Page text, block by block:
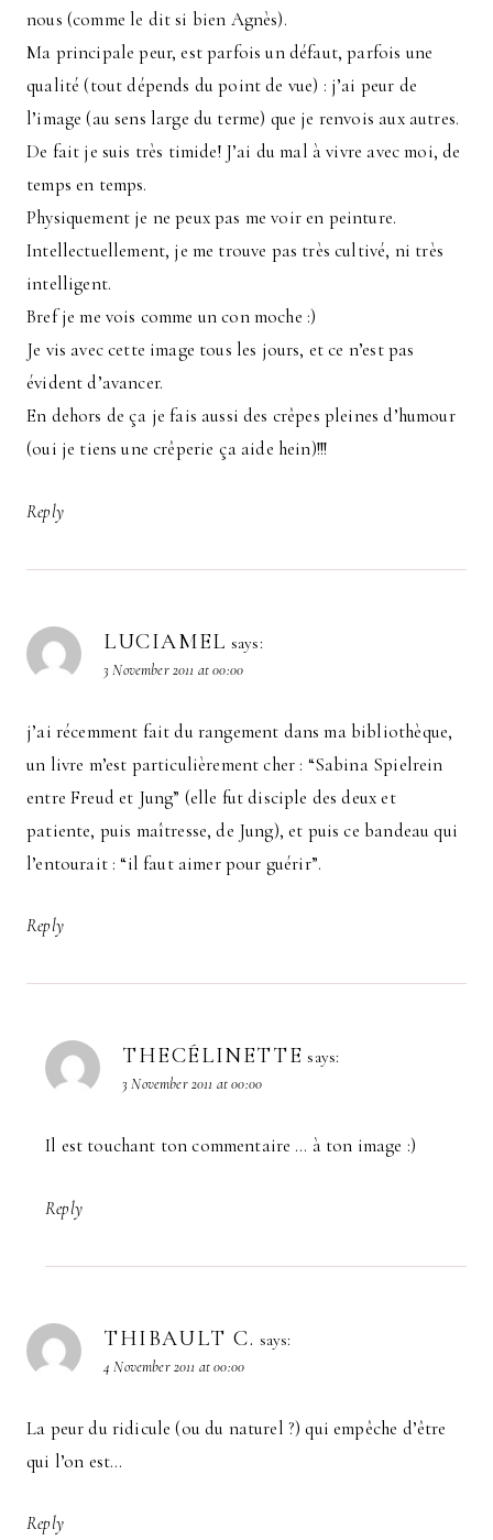
nous (comme le dit si bien Agnès).
Ma principale peur, est parfois un défaut, parfois une
qualité (tout dépends du point de vue) : j’ai peur de
l’image (au sens large du terme) que je renvois aux autres.
De fait je suis très timide! J’ai du mal à vivre avec moi, de
temps en temps.
Physiquement je ne peux pas me voir en peinture.
Intellectuellement, je me trouve pas très cultivé, ni très
intelligent.
Bref je me vois comme un con moche :)
Je vis avec cette image tous les jours, et ce n’est pas
évident d’avancer.
En dehors de ça je fais aussi des crêpes pleines d’humour
(oui je tiens une crêperie ça aide hein)!!!
Reply
LUCIAMEL says:
3 November 2011 at 00:00
j’ai récemment fait du rangement dans ma bibliothèque,
un livre m’est particulièrement cher : “Sabina Spielrein
entre Freud et Jung” (elle fut disciple des deux et
patiente, puis maîtresse, de Jung), et puis ce bandeau qui
l’entourait : “il faut aimer pour guérir”.
Reply
THECÉLINETTE says:
3 November 2011 at 00:00
Il est touchant ton commentaire … à ton image :)
Reply
THIBAULT C. says:
4 November 2011 at 00:00
La peur du ridicule (ou du naturel ?) qui empêche d’être
qui l’on est…
Reply